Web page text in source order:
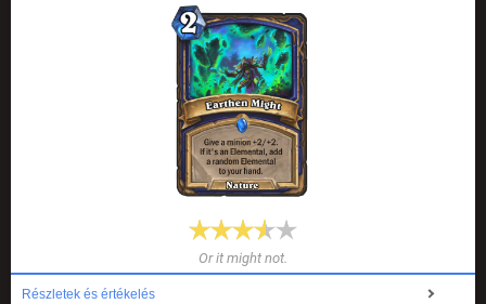
Or it might not.
Részletek és értékelés